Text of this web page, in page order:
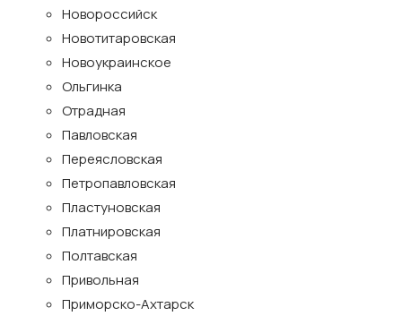
Новороссийск
Новотитаровская
Новоукраинское
Ольгинка
Отрадная
Павловская
Переясловская
Петропавловская
Пластуновская
Платнировская
Полтавская
Привольная
Приморско-Ахтарск